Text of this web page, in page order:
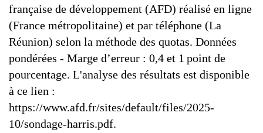
française de développement (AFD) réalisé en ligne
(France métropolitaine) et par téléphone (La
Réunion) selon la méthode des quotas. Données
pondérées - Marge d’erreur : 0,4 et 1 point de
pourcentage. L'analyse des résultats est disponible
à ce lien :
https://www.afd.fr/sites/default/files/2025-
10/sondage-harris.pdf.